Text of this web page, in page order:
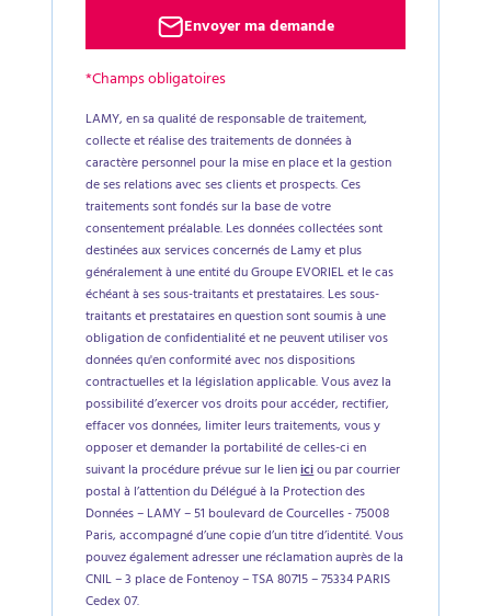
Envoyer ma demande
*Champs obligatoires
LAMY, en sa qualité de responsable de traitement,
collecte et réalise des traitements de données à
caractère personnel pour la mise en place et la gestion
de ses relations avec ses clients et prospects. Ces
traitements sont fondés sur la base de votre
consentement préalable. Les données collectées sont
destinées aux services concernés de Lamy et plus
généralement à une entité du Groupe EVORIEL et le cas
échéant à ses sous-traitants et prestataires. Les sous-
traitants et prestataires en question sont soumis à une
obligation de confidentialité et ne peuvent utiliser vos
données qu'en conformité avec nos dispositions
contractuelles et la législation applicable. Vous avez la
possibilité d’exercer vos droits pour accéder, rectifier,
effacer vos données, limiter leurs traitements, vous y
opposer et demander la portabilité de celles-ci en
suivant la procédure prévue sur le lieniciou par courrier
postal à l’attention du Délégué à la Protection des
Données – LAMY – 51 boulevard de Courcelles - 75008
Paris, accompagné d’une copie d’un titre d’identité. Vous
pouvez également adresser une réclamation auprès de la
CNIL – 3 place de Fontenoy – TSA 80715 – 75334 PARIS
Cedex 07.